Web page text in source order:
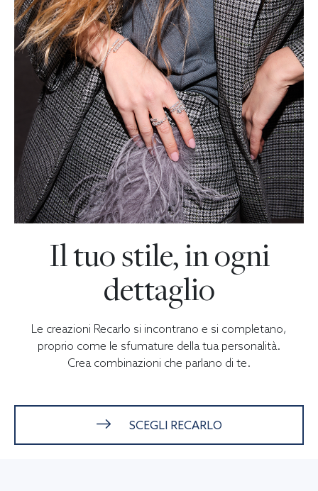
Il tuo stile, in ogni
dettaglio
Le creazioni Recarlo si incontrano e si completano,
proprio come le sfumature della tua personalità.
Crea combinazioni che parlano di te.
SCEGLI RECARLO